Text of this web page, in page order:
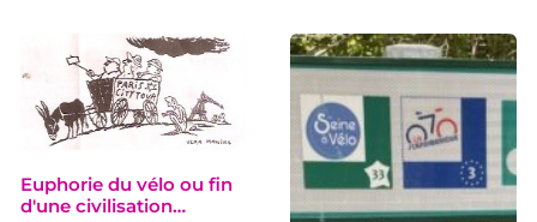
Euphorie du vélo ou fin
d'une civilisation…